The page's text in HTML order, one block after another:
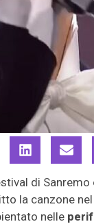
di Sanremo
la canzone
nelle